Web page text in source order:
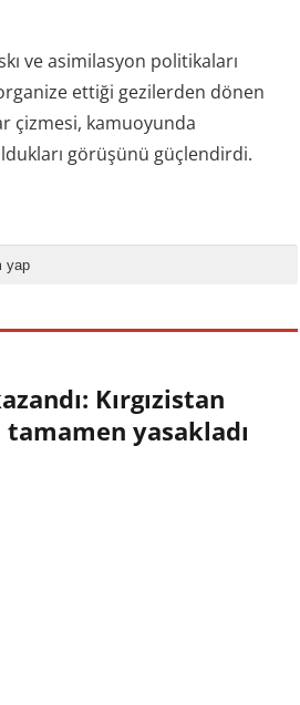
ve asimilasyon politikaları
ettiği gezilerden dönen
çizmesi, kamuoyunda
görüşünü güçlendirdi.
yap
Kırgızistan
tamamen yasakladı